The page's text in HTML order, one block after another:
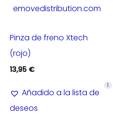
emovedistribution.com
Pinza de freno Xtech
(rojo)
13,95 €
Añadido a la lista de
deseos
1